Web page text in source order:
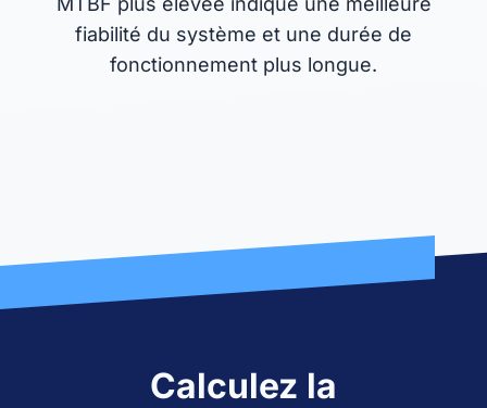
fiabilité du système et une durée de
fonctionnement plus longue.
Calculez la